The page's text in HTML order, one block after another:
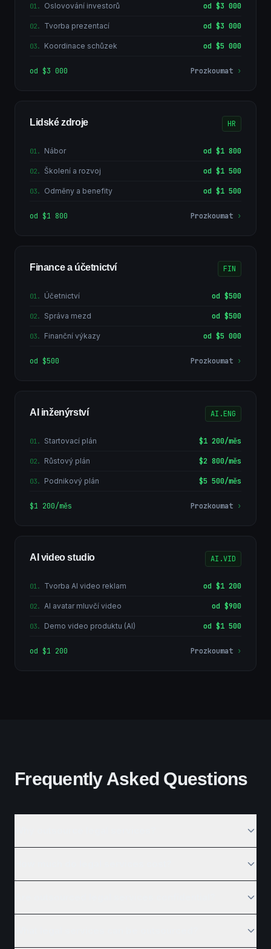
01. Oslovování investorů od $3 000
02. Tvorba prezentací od $3 000
03. Koordinace schůzek od $5 000
od $3 000 Prozkoumat ›
Lidské zdroje HR
01. Nábor od $1 800
02. Školení a rozvoj od $1 500
03. Odměny a benefity od $1 500
od $1 800 Prozkoumat ›
Finance a účetnictví FIN
01. Účetnictví od $500
02. Správa mezd od $500
03. Finanční výkazy od $5 000
od $500 Prozkoumat ›
AI inženýrství AI.ENG
01. Startovací plán $1 200/měs
02. Růstový plán $2 800/měs
03. Podnikový plán $5 500/měs
$1 200/měs Prozkoumat ›
AI video studio AI.VID
01. Tvorba AI video reklam od $1 200
02. AI avatar mluvčí video od $900
03. Demo video produktu (AI) od $1 500
od $1 200 Prozkoumat ›
Frequently Asked Questions